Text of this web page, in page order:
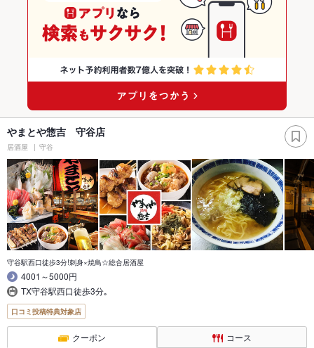
やまとや惣吉 守谷店
居酒屋 守谷
守谷駅西口徒歩3分!刺身×焼鳥☆総合居酒屋
4001～5000円
TX守谷駅西口徒歩3分｡
口コミ投稿特典対象店
クーポン コース